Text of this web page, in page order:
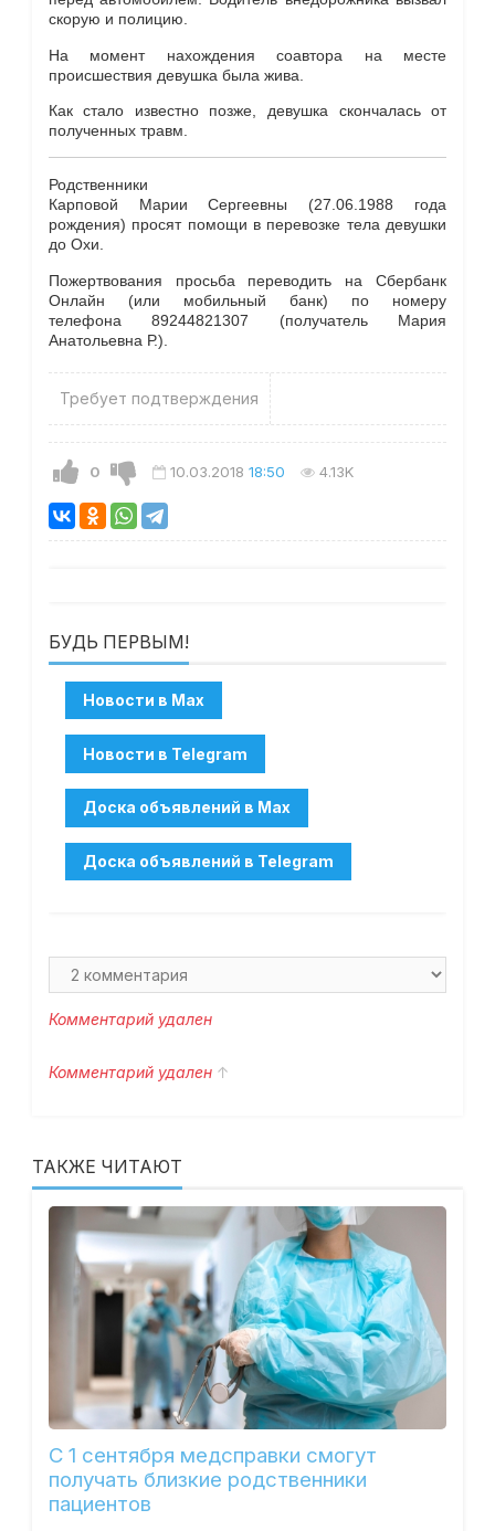
скорую и полицию.
На момент нахождения соавтора на месте
происшествия девушка была жива.
Как стало известно позже, девушка скончалась от
полученных травм.
Родственники
Карповой Марии Сергеевны (27.06.1988 года
рождения) просят помощи в перевозке тела девушки
до Охи.
Пожертвования просьба переводить на Сбербанк
Онлайн (или мобильный банк) по номеру
телефона 89244821307 (получатель Мария
Анатольевна Р.).
Требует подтверждения
0 10.03.2018 18:50 4.13K
БУДЬ ПЕРВЫМ!
Комментарий удален
Комментарий удален ↑
ТАКЖЕ ЧИТАЮТ
С 1 сентября медсправки смогут
получать близкие родственники
пациентов